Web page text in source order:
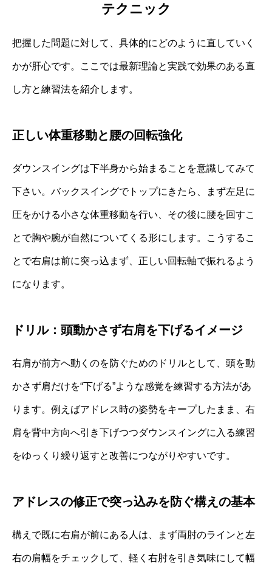
テクニック
把握した問題に対して、具体的にどのように直していく
かが肝心です。ここでは最新理論と実践で効果のある直
し方と練習法を紹介します。
正しい体重移動と腰の回転強化
ダウンスイングは下半身から始まることを意識してみて
下さい。バックスイングでトップにきたら、まず左足に
圧をかける小さな体重移動を行い、その後に腰を回すこ
とで胸や腕が自然についてくる形にします。こうするこ
とで右肩は前に突っ込まず、正しい回転軸で振れるよう
になります。
ドリル：頭動かさず右肩を下げるイメージ
右肩が前方へ動くのを防ぐためのドリルとして、頭を動
かさず肩だけを“下げる”ような感覚を練習する方法があ
ります。例えばアドレス時の姿勢をキープしたまま、右
肩を背中方向へ引き下げつつダウンスイングに入る練習
をゆっくり繰り返すと改善につながりやすいです。
アドレスの修正で突っ込みを防ぐ構えの基本
構えで既に右肩が前にある人は、まず両肘のラインと左
右の肩幅をチェックして、軽く右肘を引き気味にして幅